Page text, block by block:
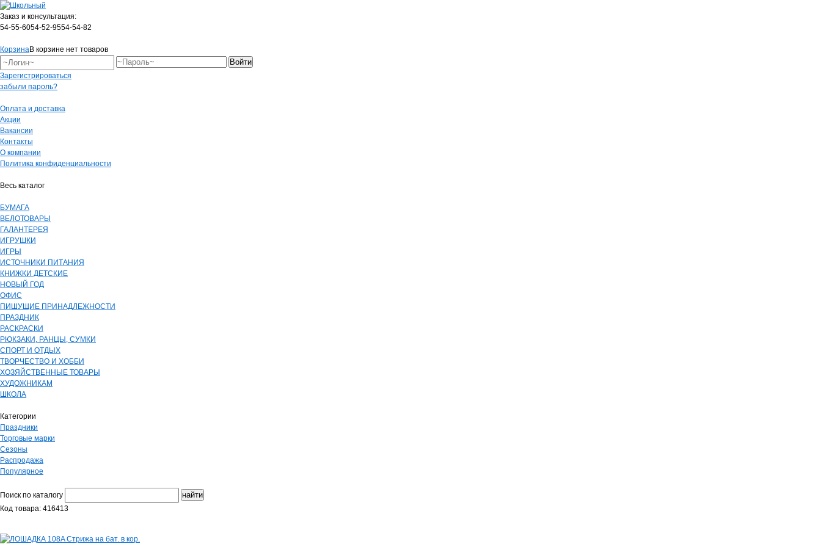
Заказ и консультация:
54-55-6054-52-9554-54-82
КорзинаВ корзине нет товаров
Зарегистрироваться
забыли пароль?
Оплата и доставка
Акции
Вакансии
Контакты
О компании
Политика конфиденциальности
Весь каталог
БУМАГА
ВЕЛОТОВАРЫ
ГАЛАНТЕРЕЯ
ИГРУШКИ
ИГРЫ
ИСТОЧНИКИ ПИТАНИЯ
КНИЖКИ ДЕТСКИЕ
НОВЫЙ ГОД
ОФИС
ПИШУЩИЕ ПРИНАДЛЕЖНОСТИ
ПРАЗДНИК
РАСКРАСКИ
РЮКЗАКИ, РАНЦЫ, СУМКИ
СПОРТ И ОТДЫХ
ТВОРЧЕСТВО И ХОББИ
ХОЗЯЙСТВЕННЫЕ ТОВАРЫ
ХУДОЖНИКАМ
ШКОЛА
Категории
Праздники
Торговые марки
Сезоны
Распродажа
Популярное
Поиск по каталогу
Код товара: 416413